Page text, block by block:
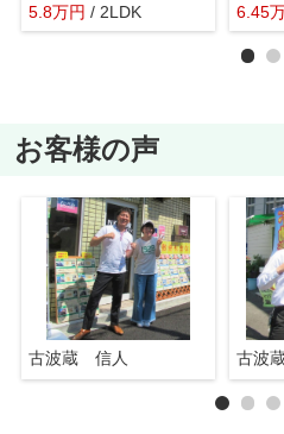
5.8万円 / 2LDK
6.45
お客様の声
古波蔵 信人 古波